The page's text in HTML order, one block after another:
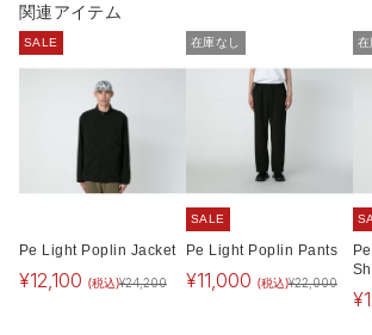
関連アイテム
SALE
Pe Light Poplin Jacket
¥12,100 (税込)¥24,200
在庫なし
SALE
Pe Light Poplin Pants
¥11,000 (税込)¥22,000
在
¥